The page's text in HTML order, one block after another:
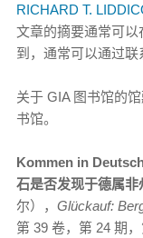
RICHARD T.
文章的摘要通常可
到，通常可以通过联
关于 GIA 图书馆的
书馆。
Kommen in
石是否发现于德属非
尔）， Glückauf:
第 39 卷，第 24 期